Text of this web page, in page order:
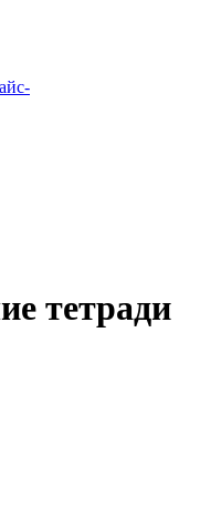
тетради